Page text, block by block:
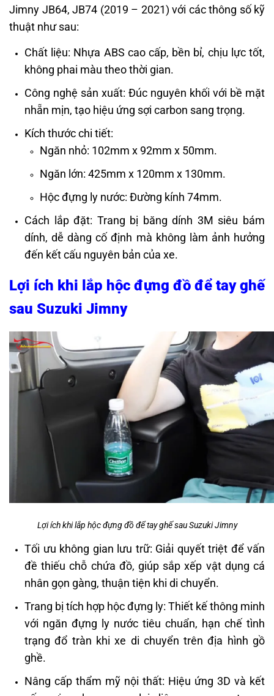
Jimny JB64, JB74 (2019 – 2021) với các thông số kỹ
thuật như sau:
Chất liệu: Nhựa ABS cao cấp, bền bỉ, chịu lực tốt,
không phai màu theo thời gian.
Công nghệ sản xuất: Đúc nguyên khối với bề mặt
nhẵn mịn, tạo hiệu ứng sợi carbon sang trọng.
Kích thước chi tiết:
Ngăn nhỏ: 102mm x 92mm x 50mm.
Ngăn lớn: 425mm x 120mm x 130mm.
Hộc đựng ly nước: Đường kính 74mm.
Cách lắp đặt: Trang bị băng dính 3M siêu bám
dính, dễ dàng cố định mà không làm ảnh hưởng
đến kết cấu nguyên bản của xe.
Lợi ích khi lắp hộc đựng đồ để tay ghế
sau Suzuki Jimny
Lợi ích khi lắp hộc đựng đồ để tay ghế sau Suzuki Jimny
Tối ưu không gian lưu trữ: Giải quyết triệt để vấn
đề thiếu chỗ chứa đồ, giúp sắp xếp vật dụng cá
nhân gọn gàng, thuận tiện khi di chuyển.
Trang bị tích hợp hộc đựng ly: Thiết kế thông minh
với ngăn đựng ly nước tiêu chuẩn, hạn chế tình
trạng đổ tràn khi xe di chuyển trên địa hình gồ
ghề.
Nâng cấp thẩm mỹ nội thất: Hiệu ứng 3D và kết